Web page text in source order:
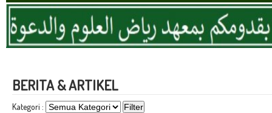
BERITA & ARTIKEL
Kategori :